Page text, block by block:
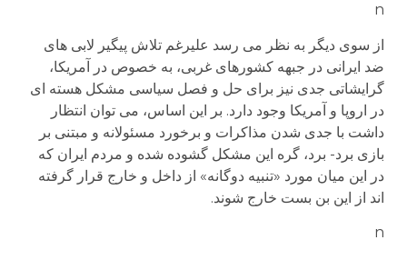
n
از سوی دیگر به نظر می رسد علیرغم تلاش پیگیر لابی های
ضد ایرانی در جبهه کشورهای غربی، به خصوص در آمریکا،
گرایشاتی جدی نیز برای حل و فصل سیاسی مشکل هسته ای
در اروپا و آمریکا وجود دارد. بر این اساس، می توان انتظار
داشت با جدی شدن مذاکرات و برخورد مسئولانه و مبتنی بر
بازی برد- برد، گره این مشکل گشوده شده و مردم ایران که
در این میان مورد «تنبیه دوگانه» از داخل و خارج قرار گرفته
اند از این بن بست خارج شوند.
n